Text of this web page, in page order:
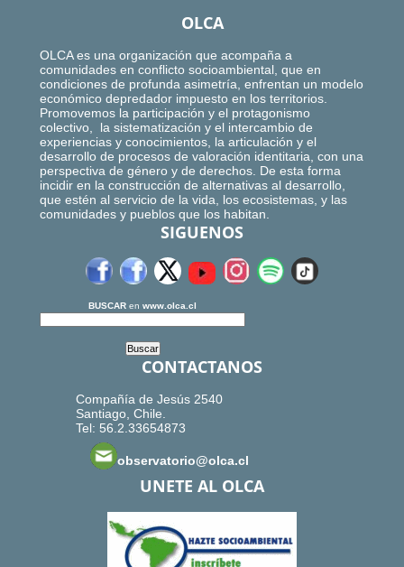
OLCA
OLCA es una organización que acompaña a
comunidades en conflicto socioambiental, que en
condiciones de profunda asimetría, enfrentan un modelo
económico depredador impuesto en los territorios.
Promovemos la participación y el protagonismo
colectivo, la sistematización y el intercambio de
experiencias y conocimientos, la articulación y el
desarrollo de procesos de valoración identitaria, con una
perspectiva de género y de derechos. De esta forma
incidir en la construcción de alternativas al desarrollo,
que estén al servicio de la vida, los ecosistemas, y las
comunidades y pueblos que los habitan.
SIGUENOS
BUSCAR en www.olca.cl
CONTACTANOS
Compañía de Jesús 2540
Santiago, Chile.
Tel: 56.2.33654873
observatorio@olca.cl
UNETE AL OLCA